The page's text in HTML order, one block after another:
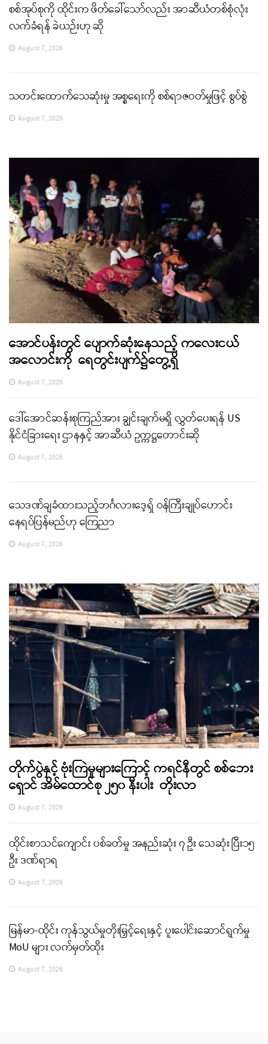
စစ်အုပ်စုကို ထိုင်းက ဖိတ်ခေါ်သော်လည်း အာဆီယံတစ်စုံလုံး
လက်ခံရန် ခဲယဉ်းဟု ဆို
August 7, 2026
သတင်းထောက်သေဆုံးမှု အစ္စရေးကို စစ်ရာဇဝတ်မှုဖြင့် စွပ်စွဲ
August 7, 2026
အောင်ပန်းတွင် ပျောက်ဆုံးနေသည့် ကလေးငယ်
အလောင်းကို ရေတွင်းပျက်၌တွေ့ရှိ
August 7, 2026
ဒေါ်အောင်ဆန်းစုကြည်အား ချွင်းချက်မရှိ လွှတ်ပေးရန် US
နိုင်ငံခြားရေး ဌာနနှင့် အာဆီယံ ဥက္ကဋ္ဌတောင်းဆို
August 7, 2026
သေဒဏ်ချခံထားသည့်ဘင်္ဂလားဒေ့ရှ် ဝန်ကြီးချုပ်ဟောင်း
နေရပ်ပြန်မည်ဟု ကြေညာ
August 7, 2026
တိုက်ပွဲနှင့် ဗုံးကြဲမှုများကြောင့် ကရင်နီတွင် စစ်ဘေး
ရှောင် အိမ်ထောင်စု ၂၅၀ နီးပါး တိုးလာ
August 7, 2026
ထိုင်းစာသင်ကျောင်း ပစ်ခတ်မှု အနည်းဆုံး ၇ ဦး သေဆုံး ပြီး၁၅
ဦး ဒဏ်ရာရ
August 7, 2026
မြန်မာ-ထိုင်း ကုန်သွယ်မှုတိုးမြှင့်ရေးနှင့် ပူးပေါင်းဆောင်ရွက်မှု
MoU များ လက်မှတ်ထိုး
August 7, 2026